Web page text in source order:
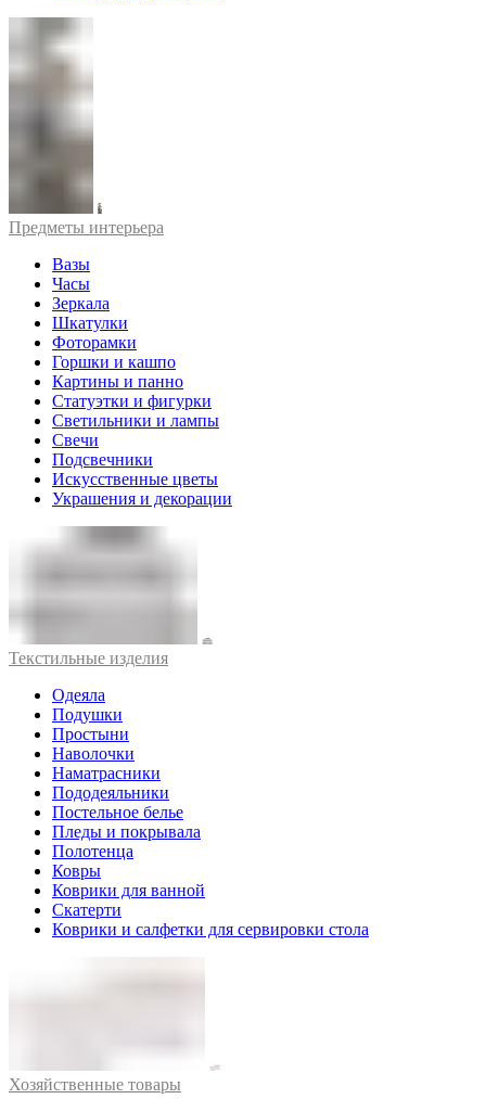
Предметы интерьера
Вазы
Часы
Зеркала
Шкатулки
Фоторамки
Горшки и кашпо
Картины и панно
Статуэтки и фигурки
Светильники и лампы
Свечи
Подсвечники
Искусственные цветы
Украшения и декорации
Текстильные изделия
Одеяла
Подушки
Простыни
Наволочки
Наматрасники
Пододеяльники
Постельное белье
Пледы и покрывала
Полотенца
Ковры
Коврики для ванной
Скатерти
Коврики и салфетки для сервировки стола
Хозяйственные товары